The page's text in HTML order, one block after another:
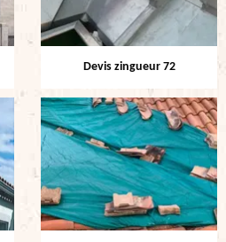
Devis zingueur 72